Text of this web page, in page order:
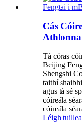
Cás
Tá córas
Beijing
Shengshi
taithí
agus tá sé
cóireála
cóireála
Léigh